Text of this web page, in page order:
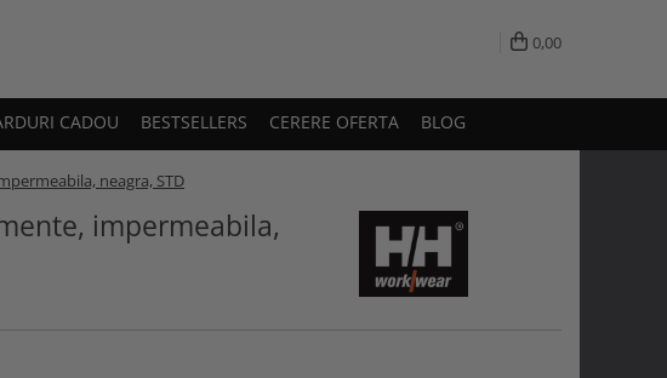
0,00
CADOU BESTSELLERS CERERE OFERTA BLOG
neagra, STD
impermeabila,